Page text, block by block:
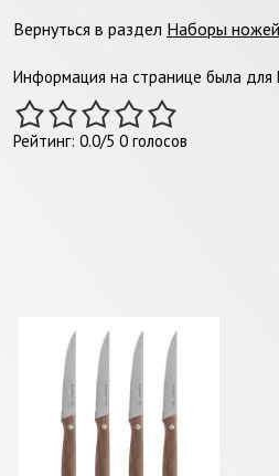
Вернуться в раздел Наборы
Информация на странице была для
Рейтинг: 0.0/5 0 голосов